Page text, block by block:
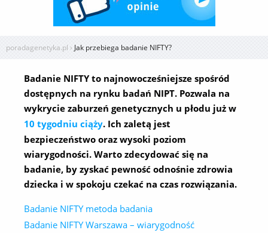
poradagenetyka.pl › Jak przebiega badanie NIFTY?
Badanie NIFTY to najnowocześniejsze spośród
dostępnych na rynku badań NIPT. Pozwala na
wykrycie zaburzeń genetycznych u płodu już w
10 tygodniu ciąży. Ich zaletą jest
bezpieczeństwo oraz wysoki poziom
wiarygodności. Warto zdecydować się na
badanie, by zyskać pewność odnośnie zdrowia
dziecka i w spokoju czekać na czas rozwiązania.
Badanie NIFTY metoda badania
Badanie NIFTY Warszawa – wiarygodność